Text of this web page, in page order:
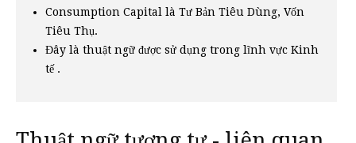
Consumption Capital là Tư Bản Tiêu Dùng, Vốn
Tiêu Thụ.
Đây là thuật ngữ được sử dụng trong lĩnh vực Kinh
tế .